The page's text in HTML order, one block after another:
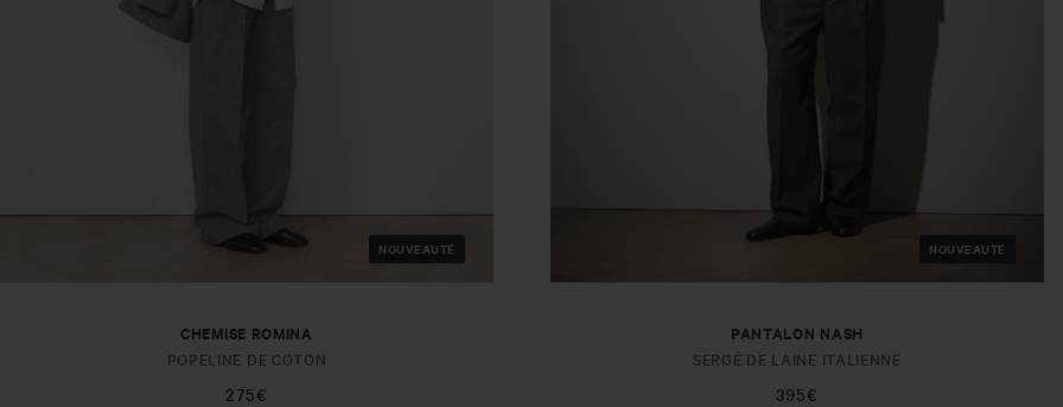
NOUVEAUTÉ
CHEMISE ROMINA
POPELINE DE COTON
275€
NOUVEAUTÉ
PANTALON NASH
SERGÉ DE LAINE ITALIENNE
395€